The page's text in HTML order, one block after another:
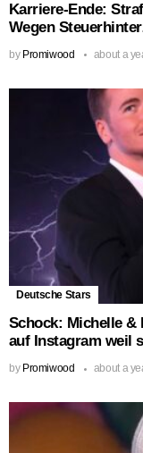
Karriere-Ende:
Wegen
by Promiwood about a
Deutsche Stars
Schock: Michelle &
auf Instagram weil
by Promiwood about a